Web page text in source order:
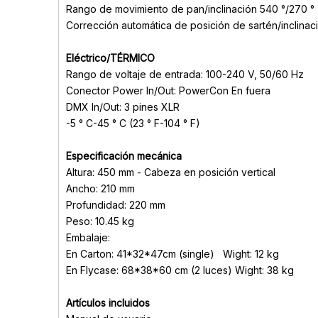
Rango de movimiento de pan/inclinación 540 °/270 °
Corrección automática de posición de sartén/
Eléctrico/TÉRMICO
Rango de voltaje de entrada: 100-240 V, 50/60 Hz
Conector Power In/Out: PowerCon En fuera
DMX In/Out: 3 pines XLR
-5 ° C-45 ° C (23 ° F-104 ° F)
Especificación mecánica
Altura: 450 mm - Cabeza en posición vertical
Ancho: 210 mm
Profundidad: 220 mm
Peso: 10.45 kg
Embalaje:
En Carton: 41*32*47cm (single) Wight: 12 kg
En Flycase: 68*38*60 cm (2 luces) Wight: 38 kg
Artículos incluidos